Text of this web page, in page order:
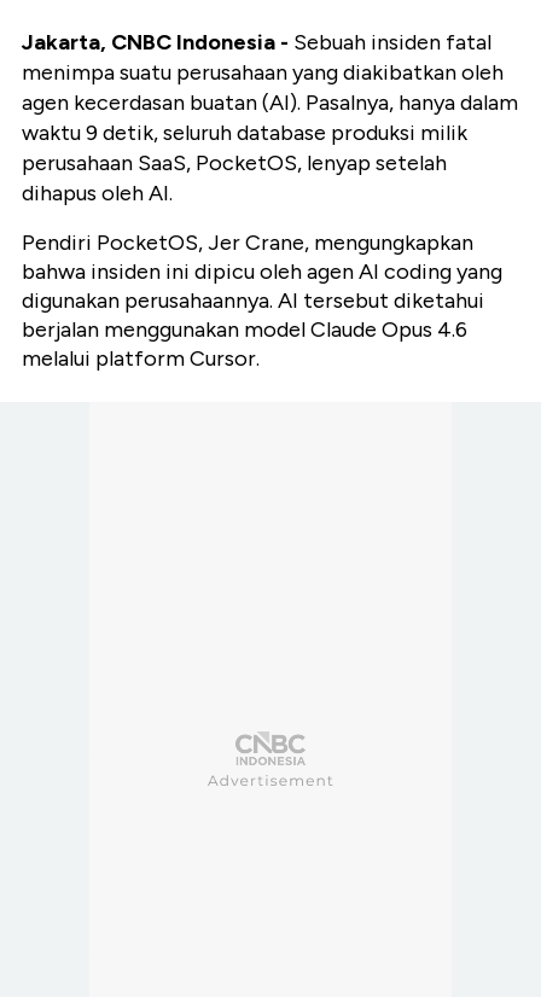
Jakarta, CNBC Indonesia - Sebuah insiden fatal
menimpa suatu perusahaan yang diakibatkan oleh
agen kecerdasan buatan (AI). Pasalnya, hanya dalam
waktu 9 detik, seluruh database produksi milik
perusahaan SaaS, PocketOS, lenyap setelah
dihapus oleh AI.
Pendiri PocketOS, Jer Crane, mengungkapkan
bahwa insiden ini dipicu oleh agen AI coding yang
digunakan perusahaannya. AI tersebut diketahui
berjalan menggunakan model Claude Opus 4.6
melalui platform Cursor.